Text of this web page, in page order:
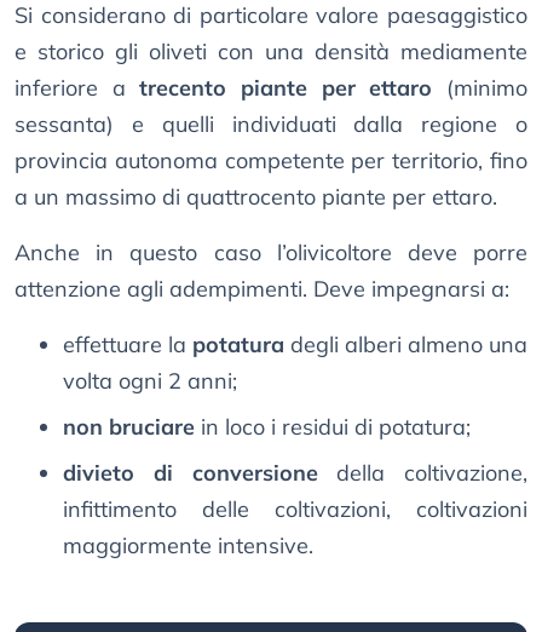
Si considerano di particolare valore paesaggistico
e storico gli oliveti con una densità mediamente
inferiore atrecento piante per ettaro (minimo
sessanta) e quelli individuati dalla regione o
provincia autonoma competente per territorio, fino
a un massimo di quattrocento piante per ettaro.
Anche in questo caso l’olivicoltore deve porre
attenzione agli adempimenti. Deve impegnarsi a:
effettuare la potatura degli alberi almeno una
volta ogni 2 anni;
non bruciare in loco i residui di potatura;
divieto di conversionedella coltivazione,
infittimento delle coltivazioni, coltivazioni
maggiormente intensive.